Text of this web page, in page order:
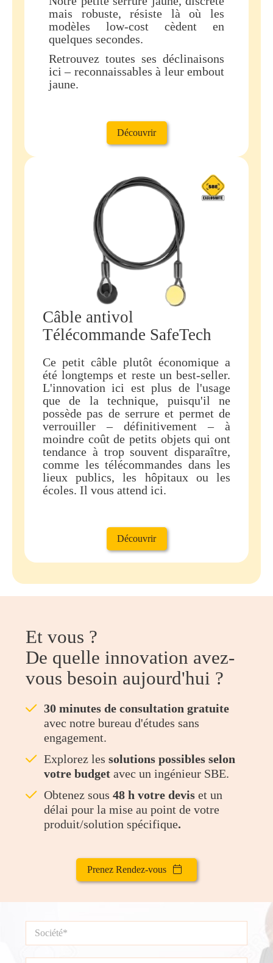
mais robuste, résiste là où les
modèles low-cost cèdent en
quelques secondes.
Retrouvez toutes ses déclinaisons
ici – reconnaissables à leur embout
jaune.
Découvrir
Câble antivol
Télécommande SafeTech
Ce petit câble plutôt économique a
été longtemps et reste un best-seller.
L'innovation ici est plus de l'usage
que de la technique, puisqu'il ne
possède pas de serrure et permet de
verrouiller – définitivement – à
moindre coût de petits objets qui ont
tendance à trop souvent disparaître,
comme les télécommandes dans les
lieux publics, les hôpitaux ou les
écoles. Il vous attend ici.
Découvrir
Et vous ?
De quelle innovation avez-
vous besoin aujourd'hui ?
ü
30 minutes de consultation gratuite
avec notre bureau d'études sans
engagement.
ü
Explorez les solutions possibles selon
votre budget avec un ingénieur SBE.
ü
Obtenez sous 48 h votre devis et un
délai pour la mise au point de votre
produit/solution spécifique.
Prenez Rendez-vous